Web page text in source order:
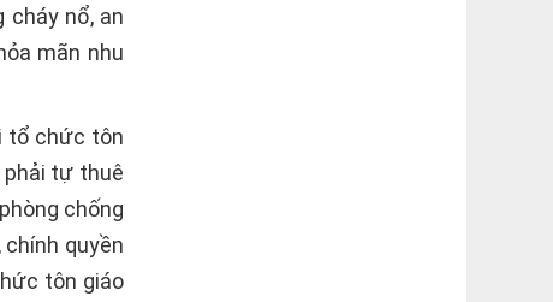
cháy nổ, an
mãn nhu
tổ chức tôn
tự thuê
chống
quyền
tôn giáo